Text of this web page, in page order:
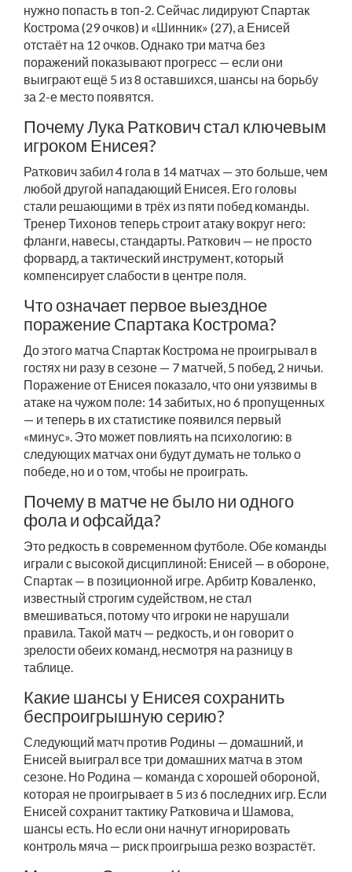
нужно попасть в топ-2. Сейчас лидируют Спартак
Кострома (29 очков) и «Шинник» (27), а Енисей
отстаёт на 12 очков. Однако три матча без
поражений показывают прогресс — если они
выиграют ещё 5 из 8 оставшихся, шансы на борьбу
за 2-е место появятся.
Почему Лука Раткович стал ключевым
игроком Енисея?
Раткович забил 4 гола в 14 матчах — это больше, чем
любой другой нападающий Енисея. Его головы
стали решающими в трёх из пяти побед команды.
Тренер Тихонов теперь строит атаку вокруг него:
фланги, навесы, стандарты. Раткович — не просто
форвард, а тактический инструмент, который
компенсирует слабости в центре поля.
Что означает первое выездное
поражение Спартака Кострома?
До этого матча Спартак Кострома не проигрывал в
гостях ни разу в сезоне — 7 матчей, 5 побед, 2 ничьи.
Поражение от Енисея показало, что они уязвимы в
атаке на чужом поле: 14 забитых, но 6 пропущенных
— и теперь в их статистике появился первый
«минус». Это может повлиять на психологию: в
следующих матчах они будут думать не только о
победе, но и о том, чтобы не проиграть.
Почему в матче не было ни одного
фола и офсайда?
Это редкость в современном футболе. Обе команды
играли с высокой дисциплиной: Енисей — в обороне,
Спартак — в позиционной игре. Арбитр Коваленко,
известный строгим судейством, не стал
вмешиваться, потому что игроки не нарушали
правила. Такой матч — редкость, и он говорит о
зрелости обеих команд, несмотря на разницу в
таблице.
Какие шансы у Енисея сохранить
беспроигрышную серию?
Следующий матч против Родины — домашний, и
Енисей выиграл все три домашних матча в этом
сезоне. Но Родина — команда с хорошей обороной,
которая не проигрывает в 5 из 6 последних игр. Если
Енисей сохранит тактику Ратковича и Шамова,
шансы есть. Но если они начнут игнорировать
контроль мяча — риск проигрыша резко возрастёт.